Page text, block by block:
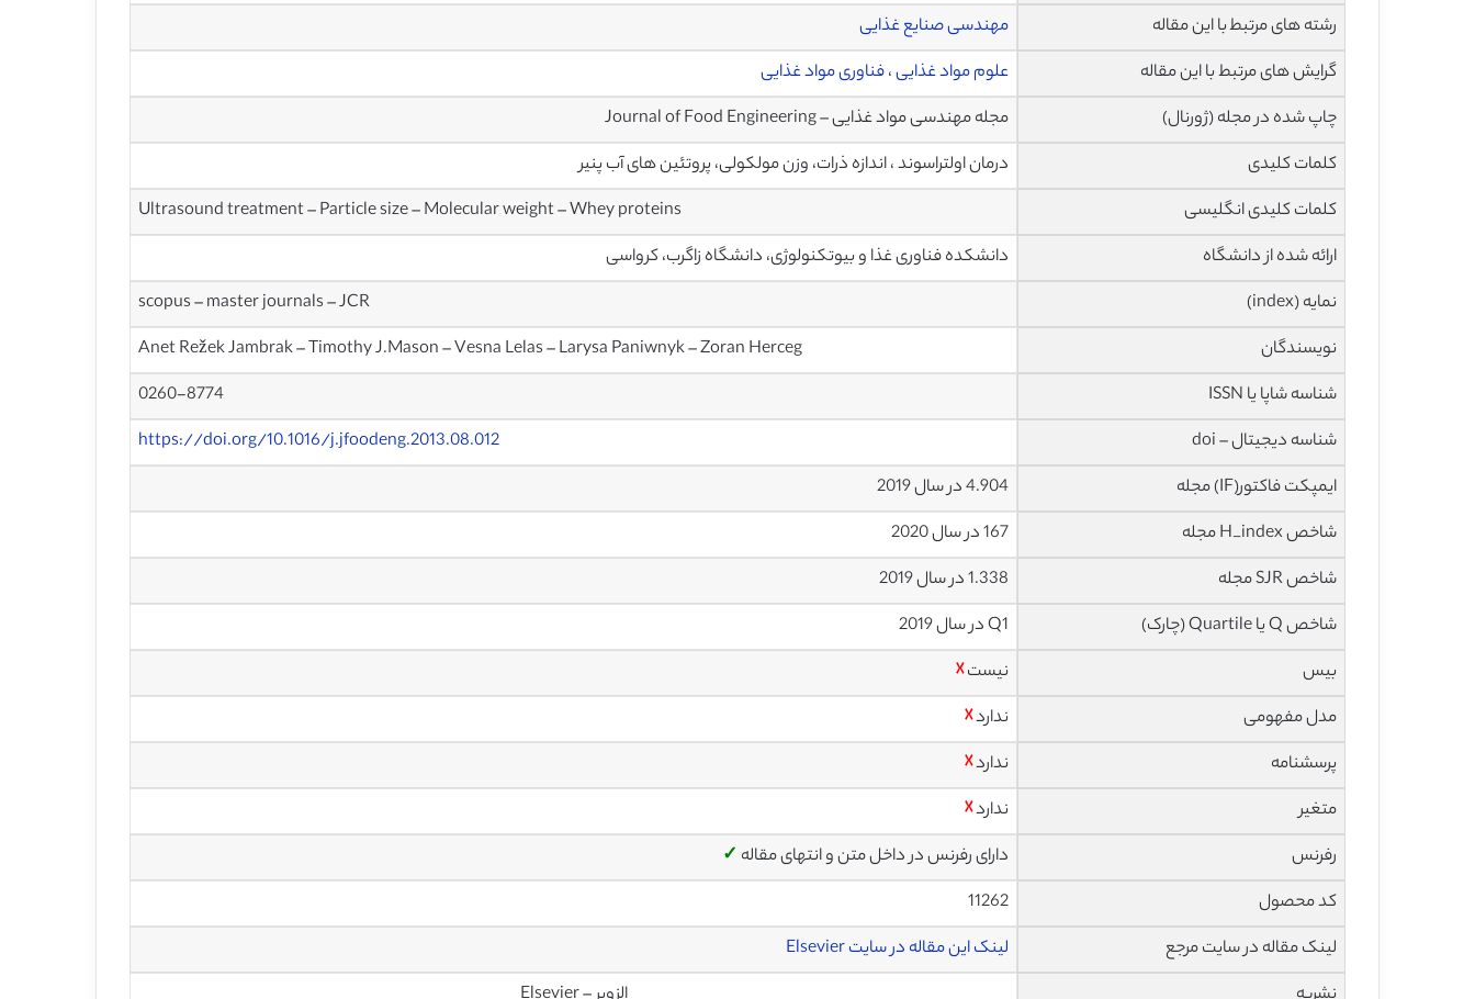
رشته های مرتبط با این مقاله
مهندسی صنایع غذایی
گرایش های مرتبط با این مقاله
علوم مواد غذایی،فناوری مواد غذایی
چاپ شده در مجله (ژورنال)
مجله مهندسی مواد غذایی – Journal of Food Engineering
کلمات کلیدی
درمان اولتراسوند ، اندازه ذرات، وزن مولکولی، پروتئین های آب پنیر
کلمات کلیدی انگلیسی
Ultrasound treatment – Particle size – Molecular weight – Whey proteins
ارائه شده از دانشگاه
دانشکده فناوری غذا و بیوتکنولوژی، دانشگاه زاگرب، کرواسی
نمایه (index)
scopus – master journals – JCR
نویسندگان
Anet Režek Jambrak – Timothy J.Mason – Vesna Lelas – Larysa Paniwnyk – Zoran Herceg
شناسه شاپا یا ISSN
0260-8774
شناسه دیجیتال – doi
https://doi.org/10.1016/j.jfoodeng.2013.08.012
ایمپکت فاکتور(IF) مجله
4.904 در سال 2019
شاخص H_index مجله
167 در سال 2020
شاخص SJR مجله
1.338 در سال 2019
شاخص Q یا Quartile (چارک)
Q1 در سال 2019
بیس
نیست☓
مدل مفهومی
ندارد☓
پرسشنامه
ندارد☓
متغیر
ندارد☓
رفرنس
دارای رفرنس در داخل متن و انتهای مقاله ✓
کد محصول
11262
لینک مقاله در سایت مرجع
لینک این مقاله در سایت Elsevier